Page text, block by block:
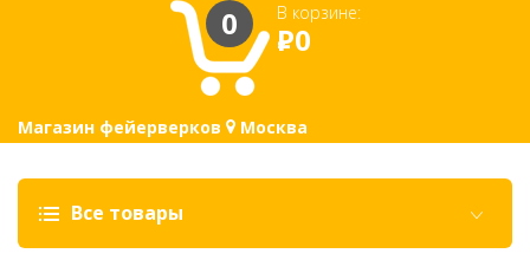
0 В корзине:
Р0
Магазин фейерверков Москва
Все товары